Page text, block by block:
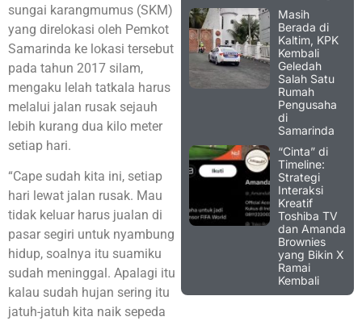
sungai karangmumus (SKM)
yang direlokasi oleh Pemkot
Samarinda ke lokasi tersebut
pada tahun 2017 silam,
mengaku lelah tatkala harus
melalui jalan rusak sejauh
lebih kurang dua kilo meter
setiap hari.
“Cape sudah kita ini, setiap
hari lewat jalan rusak. Mau
tidak keluar harus jualan di
pasar segiri untuk nyambung
hidup, soalnya itu suamiku
sudah meninggal. Apalagi itu
kalau sudah hujan sering itu
jatuh-jatuh kita naik sepeda
Masih
Berada di
Kaltim, KPK
Kembali
Geledah
Salah Satu
Rumah
Pengusaha
di
Samarinda
“Cinta” di
Timeline:
Strategi
Interaksi
Kreatif
Toshiba TV
dan Amanda
Brownies
yang Bikin X
Ramai
Kembali